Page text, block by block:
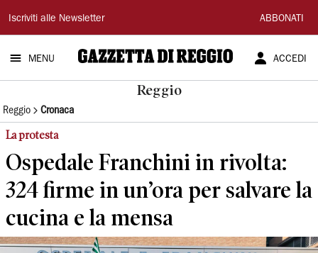
Gazzetta
di
Reggio
Iscriviti alle Newsletter ABBONATI
MENU ACCEDI
Reggio
Reggio Cronaca
La protesta
Ospedale Franchini in rivolta:
324 firme in un’ora per salvare la
cucina e la mensa